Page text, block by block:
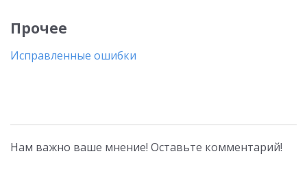
Прочее
Исправленные ошибки
Нам важно ваше мнение! Оставьте комментарий!